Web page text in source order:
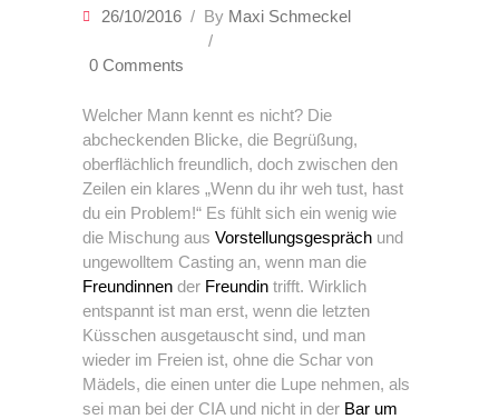
26/10/2016 By Maxi Schmeckel
0 Comments
Welcher Mann kennt es nicht? Die
abcheckenden Blicke, die Begrüßung,
oberflächlich freundlich, doch zwischen den
Zeilen ein klares „Wenn du ihr weh tust, hast
du ein Problem!“ Es fühlt sich ein wenig wie
die Mischung aus Vorstellungsgespräch und
ungewolltem Casting an, wenn man die
Freundinnen der Freundin trifft. Wirklich
entspannt ist man erst, wenn die letzten
Küsschen ausgetauscht sind, und man
wieder im Freien ist, ohne die Schar von
Mädels, die einen unter die Lupe nehmen, als
sei man bei der CIA und nicht in der Bar um